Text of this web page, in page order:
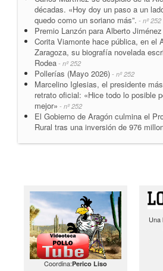
décadas. «Hoy doy un paso a un
quedo como un soriano más”. - nº 252
Premio Lanzón para Alberto
Corita Viamonte hace pública, en el
Zaragoza, su biografía novelada
Rodea - nº 252
Pollerías (Mayo 2026) - nº 252
Marcelino Iglesias, el presidente
retrato oficial: «Hice todo lo posible
mejor» - nº 252
El Gobierno de Aragón culmina el
Rural tras una inversión de 976
Coordina:Perico Liso
Una